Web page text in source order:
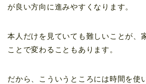
が良い方向に進みやすくなります。
本人だけを見ていても難しいことが、
ことで変わることもあります。
だから、こういうところには時間を使